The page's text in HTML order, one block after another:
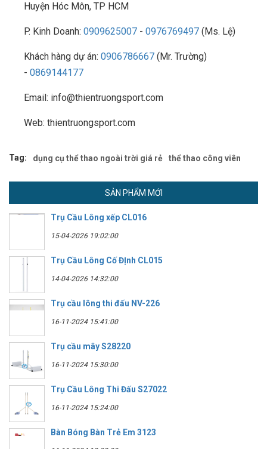
Huyện Hóc Môn, TP HCM
P. Kinh Doanh: 0909625007 - 0976769497 (Ms. Lệ)
Khách hàng dự án: 0906786667 (Mr. Trường)
- 0869144177
Email: info@thientruongsport.com
Web: thientruongsport.com
Tag: dụng cụ thể thao ngoài trời giá rẻ thể thao công viên
SẢN PHẨM MỚI
Trụ Cầu Lông xếp CL016
15-04-2026 19:02:00
Trụ Cầu Lông Cố ĐỊnh CL015
14-04-2026 14:32:00
Trụ cầu lông thi đấu NV-226
16-11-2024 15:41:00
Trụ cầu mây S28220
16-11-2024 15:30:00
Trụ Cầu Lông Thi Đấu S27022
16-11-2024 15:24:00
Bàn Bóng Bàn Trẻ Em 3123